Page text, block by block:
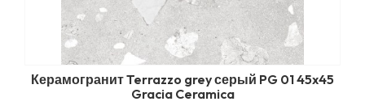
Керамогранит Terrazzo grey серый PG 01 45x45
Gracia Ceramica